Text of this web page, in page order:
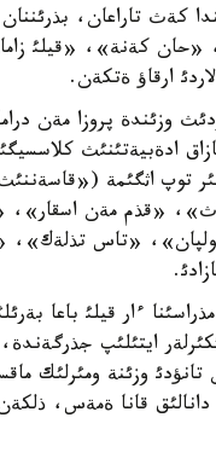
كةث تاراعان، بذرئننان
«حان كةنة»، «قيلئ
ارقاؤ ةتكةن.
وزئندة پروزا مةن
ادةبيةتئنئث
توپ اثگئمة
«قذم مةن اسقار»،
«تاس تذلةك»،
مذراسئنا ءار قيلئ باعا
ايتئلئپ جذرگةندة،
وزئنة ومئرلئك
دانالئق قانا ةمةس،